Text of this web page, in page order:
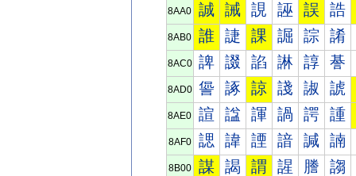
8AA0 誠 誡 誢 誣 誤 誥
8AB0 誰 誱 課 誳 誴 誵
8AC0 諀 諁 諂 諃 諄 諅
8AD0 諐 諑 諒 諓 諔 諕
8AE0 諠 諡 諢 諣 諤 諥
8AF0 諰 諱 諲 諳 諴 諵
8B00 謀 謁 謂 謃 謄 謅